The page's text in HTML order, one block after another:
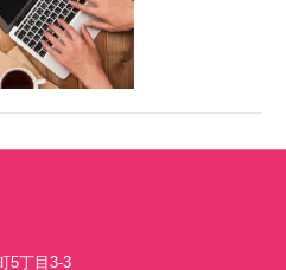
5丁目3-3